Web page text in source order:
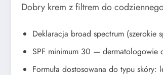
Dobry krem z filtrem do
Deklaracja broad spectrum (szerokie
SPF minimum 30 — dermatologowie
Formuła dostosowana do typu